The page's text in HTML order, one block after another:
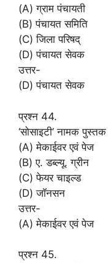
(A) ग्राम पंचायती
(B) पंचायत समिति
(C) जिला परिषद्
(D) पंचायत सेवक
उत्तर-
(D) पंचायत सेवक
प्रश्न 44.
‘सोसाइटी’ नामक
(A) मेकाईवर एवं पेज
(B) ए. डब्ल्यू. ग्रीन
(C) फेयर चाइल्ड
(D) जॉनसन
उत्तर-
(A) मेकाईवर एवं पेज
प्रश्न 45.